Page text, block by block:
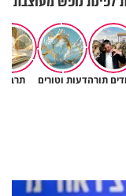
תורהדעות וטורים
הנסתרים שלנו